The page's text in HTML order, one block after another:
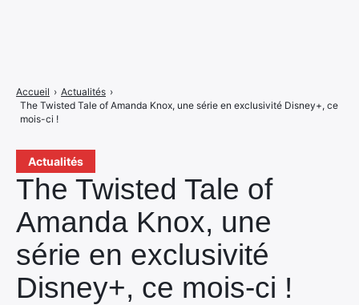
Actualités
The Twisted Tale of
Amanda Knox, une
série en exclusivité
Disney+, ce mois-ci !
Accueil › Actualités ›
The Twisted Tale of Amanda Knox, une série en exclusivité Disney+, ce
mois-ci !